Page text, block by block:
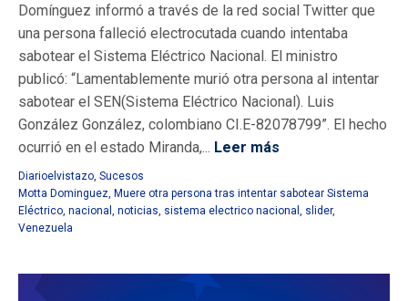
Domínguez informó a través de la red social Twitter que
una persona falleció electrocutada cuando intentaba
sabotear el Sistema Eléctrico Nacional. El ministro
publicó: “Lamentablemente murió otra persona al intentar
sabotear el SEN(Sistema Eléctrico Nacional). Luis
González González, colombiano CI.E-82078799”. El hecho
ocurrió en el estado Miranda,... Leer más
Diarioelvistazo Sucesos
Motta Dominguez Muere otra persona tras intentar sabotear Sistema
Eléctrico nacional noticias sistema electrico nacional slider,
Venezuela